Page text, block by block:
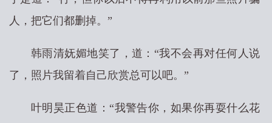
人，把它们都删掉。”
韩雨清妩媚地笑了，道：“我不会再对任何人说
了，照片我留着自己欣赏总可以吧。”
叶明昊正色道：“我警告你，如果你再耍什么花